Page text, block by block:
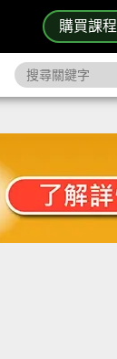
購買課程